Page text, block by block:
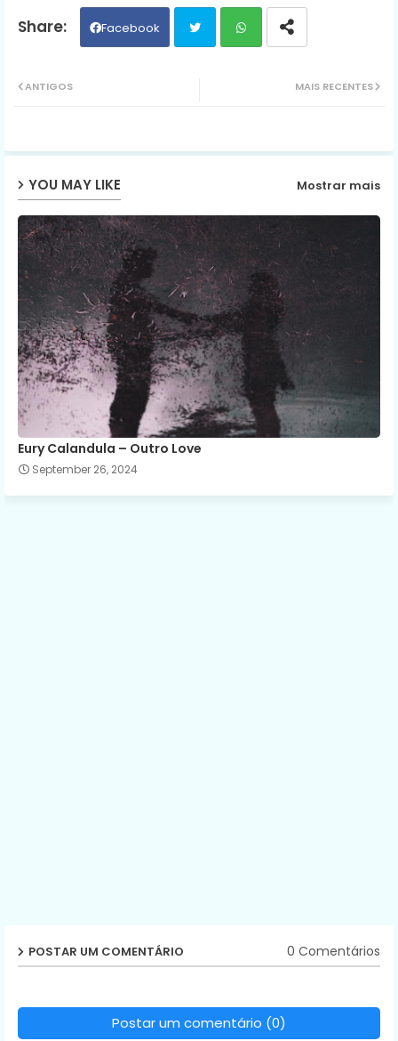
Facebook
ap
MAIS RECENTES
ANTIGOS
YOU MAY LIKE Mostrar mais
Eury Calandula – Outro Love
September 26, 2024
POSTAR UM COMENTÁRIO 0 Comentários
Postar um comentário (0)